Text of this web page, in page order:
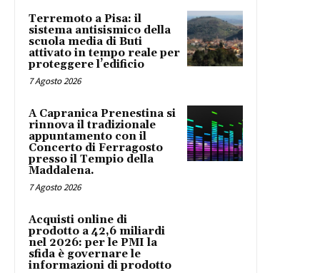
Terremoto a Pisa: il
sistema antisismico della
scuola media di Buti
attivato in tempo reale per
proteggere l’edificio
7 Agosto 2026
A Capranica Prenestina si
rinnova il tradizionale
appuntamento con il
Concerto di Ferragosto
presso il Tempio della
Maddalena.
7 Agosto 2026
Acquisti online di
prodotto a 42,6 miliardi
nel 2026: per le PMI la
sfida è governare le
informazioni di prodotto